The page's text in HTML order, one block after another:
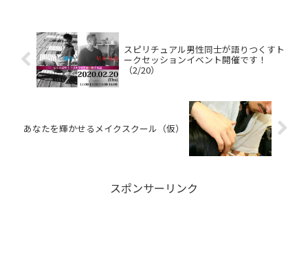
スピリチュアル男性同士が語りつくすト
ークセッションイベント開催です！
（2/20）
あなたを輝かせるメイクスクール（仮）
スポンサーリンク